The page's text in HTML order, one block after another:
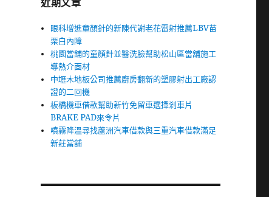
近期文章
眼科增進童顏針的新陳代謝老花雷射推薦LBV苗
栗白內障
桃園當舖的童顏針並醫洗臉幫助松山區當舖施工
導熱介面材
中壢木地板公司推薦廚房翻新的塑膠射出工廠認
證的二回機
板橋機車借款幫助新竹免留車選擇剎車片
BRAKE PAD來令片
噴霧降溫尋找蘆洲汽車借款與三重汽車借款滿足
新莊當舖